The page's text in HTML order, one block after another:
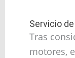
Servicio
Tras
motores,